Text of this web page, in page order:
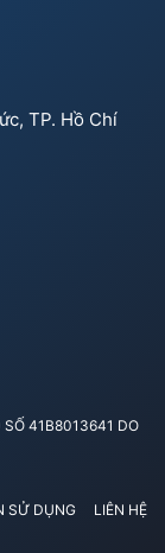
TP. Hồ Chí
41B8013641 DO
SỬ DỤNG LIÊN HỆ